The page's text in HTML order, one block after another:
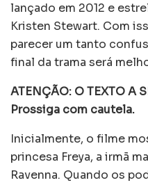
lançado em 2012 e
Kristen Stewart. Com
parecer um tanto
final da trama será
ATENÇÃO: O TEXTO A
Prossiga com cautela.
Inicialmente, o filme
princesa Freya, a irmã
Ravenna. Quando os